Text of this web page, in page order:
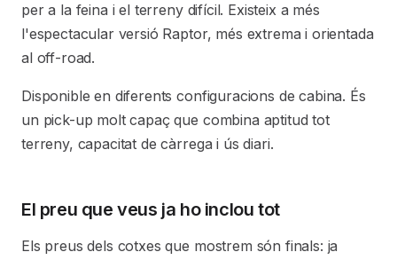
per a la feina i el terreny difícil. Existeix a més
l'espectacular versió Raptor, més extrema i orientada
al off-road.
Disponible en diferents configuracions de cabina. És
un pick-up molt capaç que combina aptitud tot
terreny, capacitat de càrrega i ús diari.
El preu que veus ja ho inclou tot
Els preus dels cotxes que mostrem són finals: ja